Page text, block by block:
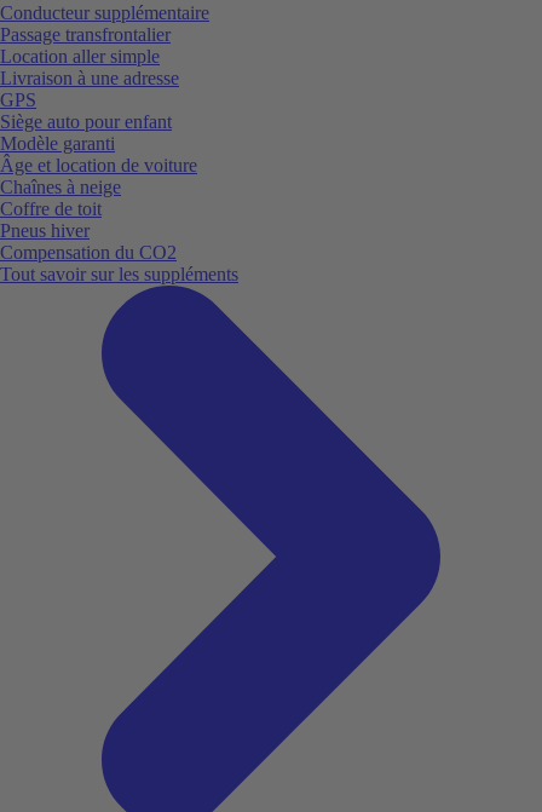
Conducteur supplémentaire
Passage transfrontalier
Location aller simple
Livraison à une adresse
GPS
Siège auto pour enfant
Modèle garanti
Âge et location de voiture
Chaînes à neige
Coffre de toit
Pneus hiver
Compensation du CO2
Tout savoir sur les suppléments